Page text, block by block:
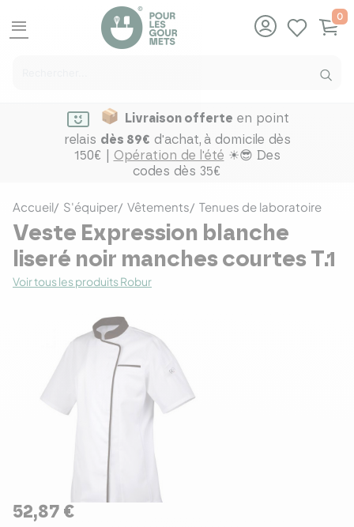
menu
0
Livraison offerte en point
relais dès 89€ d'achat, à domicile dès
150€ | Opération de l'été ☀😎 Des
codes dès 35€
Accueil S'équiper Vêtements Tenues de laboratoire
Veste Expression blanche
liseré noir manches courtes T.1
Voir tous les produits Robur
52,87 €